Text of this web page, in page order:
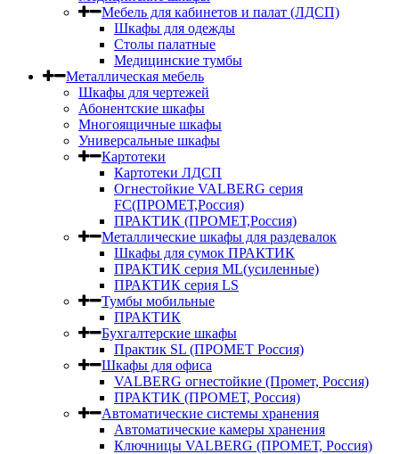
Мебель для кабинетов и палат (ЛДСП)
Шкафы для одежды
Столы палатные
Медицинские тумбы
Металлическая мебель
Шкафы для чертежей
Абонентские шкафы
Многоящичные шкафы
Универсальные шкафы
Картотеки
Картотеки ЛДСП
Огнестойкие VALBERG серия
FC(ПРОМЕТ,Россия)
ПРАКТИК (ПРОМЕТ,Россия)
Металлические шкафы для раздевалок
Шкафы для сумок ПРАКТИК
ПРАКТИК серия ML(усиленные)
ПРАКТИК серия LS
Тумбы мобильные
ПРАКТИК
Бухгалтерские шкафы
Практик SL (ПРОМЕТ Россия)
Шкафы для офиса
VALBERG огнестойкие (Промет, Россия)
ПРАКТИК (ПРОМЕТ, Россия)
Автоматические системы хранения
Автоматические камеры хранения
Ключницы VALBERG (ПРОМЕТ, Россия)